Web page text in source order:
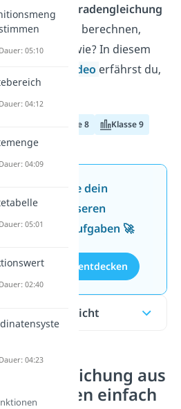
musst eine
Geradengleichung
zwei Punkten
berechnen,
aber nicht wie? In diesem
Video erfährst du,
es geht!
Klasse 8 Klasse 9
Jetzt neu: Teste dein
Wissen mit unseren
kostenlosen Aufgaben 🚀
Aufgaben entdecken
Inhaltsübersicht
aus
Punkten einfach
05:10
04:12
04:09
05:01
02:40
04:23